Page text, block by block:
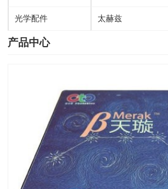
光学配件 太赫兹
产品中心